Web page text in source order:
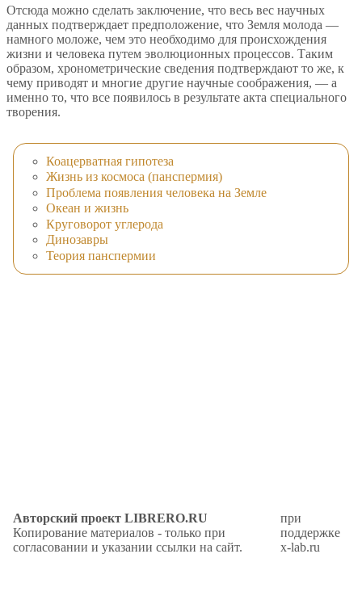
Отсюда можно сделать заключение, что весь вес научных
данных подтверждает предположение, что Земля молода —
намного моложе, чем это необходимо для происхождения
жизни и человека путем эволюционных процессов. Таким
образом, хронометрические сведения подтверждают то же, к
чему приводят и многие другие научные соображения, — а
именно то, что все появилось в результате акта специального
творения.
Коацерватная гипотеза
Жизнь из космоса (панспермия)
Проблема появления человека на Земле
Океан и жизнь
Круговорот углерода
Динозавры
Теория панспермии
Авторский проект LIBRERO.RU
Копирование материалов - только при
согласовании и указании ссылки на сайт.
при
поддержке
x-lab.ru